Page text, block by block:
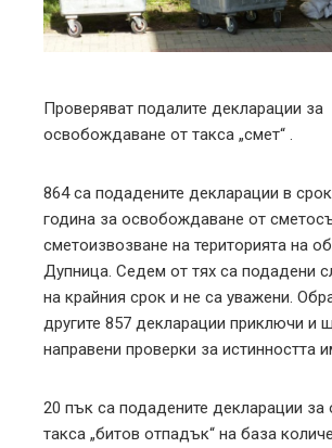
Проверяват подалите декларации за
освобождаване от такса „смет“ .
864 са подадените декларации в
година за освобождаване от
сметоизвозване на територията на
Дупница. Седем от тях са подадени
на крайния срок и не са уважени.
другите 857 декларации приключи и
направени проверки за истинността
20 пък са подадените декларации за
такса „битов отпадък“ на база